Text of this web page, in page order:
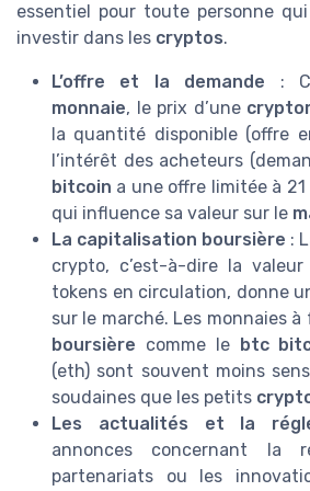
essentiel pour toute personne
investir dans les cryptos.
L’offre et la demande :
monnaie, le prix d’une
la quantité disponible (offre
l’intérêt des acheteurs
bitcoin a une offre limitée à
qui influence sa valeur sur le
La capitalisation boursière :
crypto, c’est-à-dire la
tokens en circulation, donne
sur le marché. Les monnaies
boursière comme le btc
(eth) sont souvent moins
soudaines que les petits
Les actualités et la
annonces concernant la
partenariats ou les